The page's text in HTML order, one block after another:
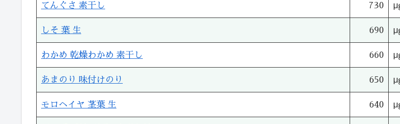
てんぐさ 素干し 730
しそ 葉 生 690
わかめ 乾燥わかめ 素干し 660
あまのり 味付けのり 650
モロヘイヤ 茎葉 生 640